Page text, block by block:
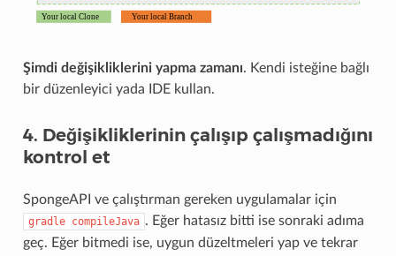
Şimdi değişikliklerini yapma zamanı. Kendi isteğine bağlı
bir düzenleyici yada IDE kullan.
4. Değişikliklerinin çalışıp çalışmadığını
kontrol et
SpongeAPI ve çalıştırman gereken uygulamalar için
gradle compileJava . Eğer hatasız bitti ise sonraki adıma
geç. Eğer bitmedi ise, uygun düzeltmeleri yap ve tekrar